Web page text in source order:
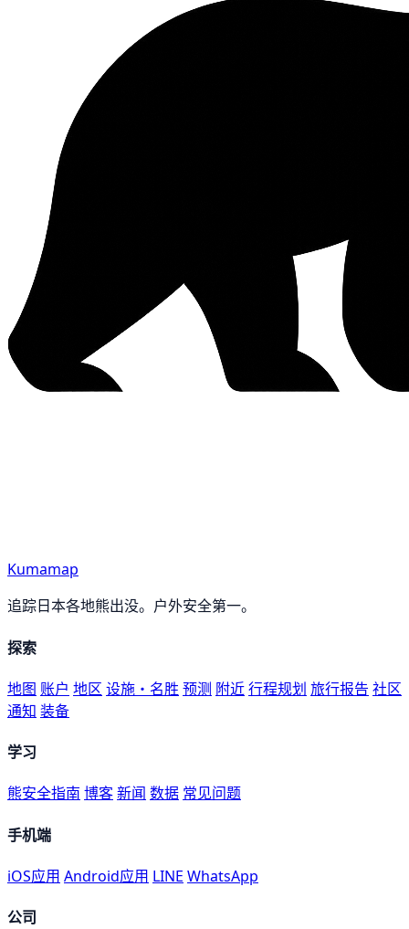
Kumamap
追踪日本各地熊出没。户外安全第一。
探索
地图 账户 地区 设施・名胜 预测 附近行程规划 旅行报告 社区
通知 装备
学习
熊安全指南 博客新闻 数据 常见问题
手机端
iOS应用 Android应用 LINE WhatsApp
公司